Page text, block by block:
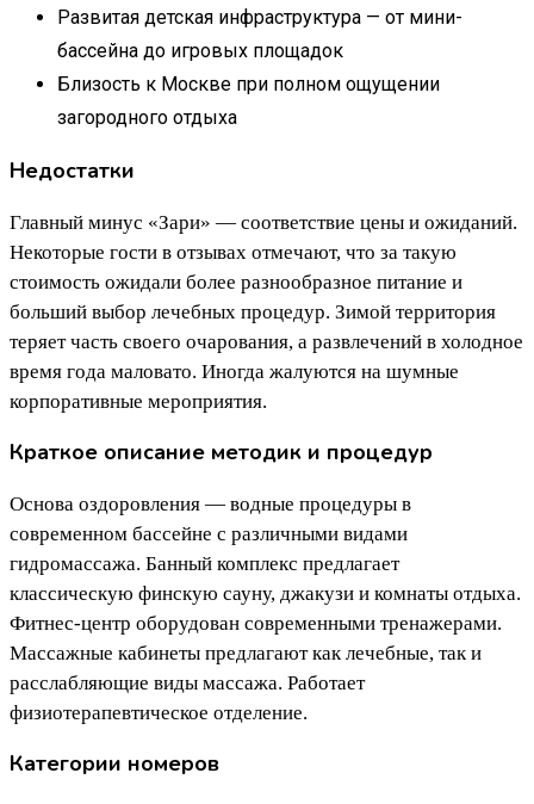
Развитая детская инфраструктура — от мини-
бассейна до игровых площадок
Близость к Москве при полном ощущении
загородного отдыха
Недостатки
Главный минус «Зари» — соответствие цены и ожиданий.
Некоторые гости в отзывах отмечают, что за такую
стоимость ожидали более разнообразное питание и
больший выбор лечебных процедур. Зимой территория
теряет часть своего очарования, а развлечений в холодное
время года маловато. Иногда жалуются на шумные
корпоративные мероприятия.
Краткое описание методик и процедур
Основа оздоровления — водные процедуры в
современном бассейне с различными видами
гидромассажа. Банный комплекс предлагает
классическую финскую сауну, джакузи и комнаты отдыха.
Фитнес-центр оборудован современными тренажерами.
Массажные кабинеты предлагают как лечебные, так и
расслабляющие виды массажа. Работает
физиотерапевтическое отделение.
Категории номеров